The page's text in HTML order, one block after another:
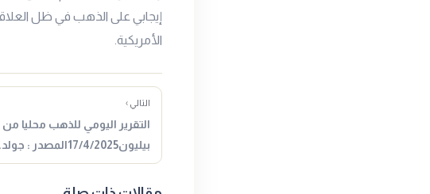
إيجابي على الذهب في ظل
الأمريكية.
التالي ›
التقرير اليومي للذهب محليا
بيليون17/4/2025المصدر : جولد…